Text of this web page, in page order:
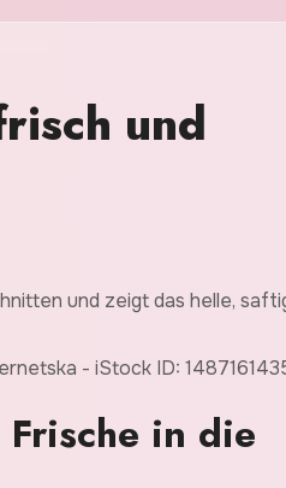
und
- iStock ID:
in die